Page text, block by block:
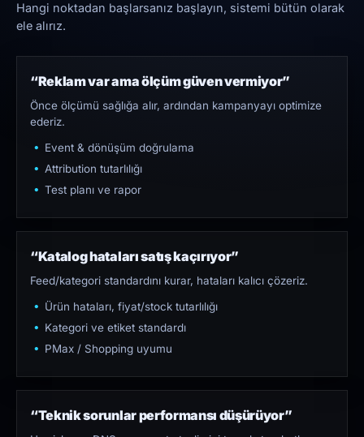
Hangi noktadan başlarsanız başlayın, sistemi bütün olarak
ele alırız.
“Reklam var ama ölçüm güven vermiyor”
Önce ölçümü sağlığa alır, ardından kampanyayı optimize
ederiz.
Event & dönüşüm doğrulama
Attribution tutarlılığı
Test planı ve rapor
“Katalog hataları satış kaçırıyor”
Feed/kategori standardını kurar, hataları kalıcı çözeriz.
Ürün hataları, fiyat/stock tutarlılığı
Kategori ve etiket standardı
PMax / Shopping uyumu
“Teknik sorunlar performansı düşürüyor”